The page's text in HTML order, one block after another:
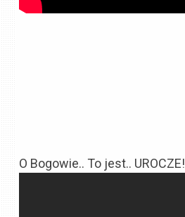
O Bogowie.. To jest.. UROCZE!